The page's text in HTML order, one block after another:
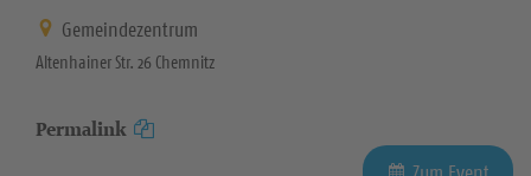
Gemeindezentrum
Altenhainer Str. 26 Chemnitz
Permalink